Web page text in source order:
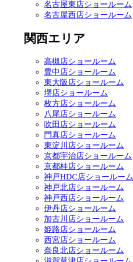
名古屋東店ショールーム
名古屋西店ショールーム
関西エリア
高槻店ショールーム
豊中店ショールーム
東大阪店ショールーム
堺店ショールーム
枚方店ショールーム
八尾店ショールーム
吹田店ショールーム
門真店ショールーム
東淀川店ショールーム
京都宇治店ショールーム
京都桂店ショールーム
神戸HDC店ショールーム
神戸北店ショールーム
神戸西店ショールーム
伊丹店ショールーム
加古川店ショールーム
姫路店ショールーム
西宮店ショールーム
奈良北店ショールーム